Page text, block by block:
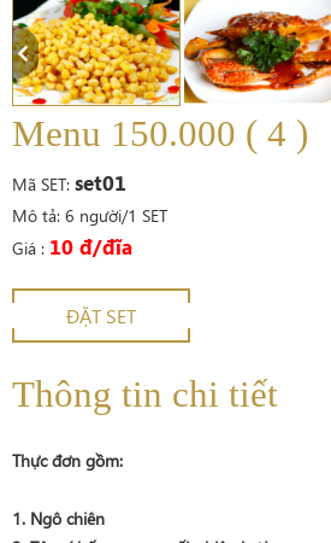
Menu 150.000 ( 4 )
Mã SET: set01
Mô tả: 6 người/1 SET
Giá : 10 đ/đĩa
ĐẶT SET
Thông tin chi tiết
Thực đơn gồm:
1. Ngô chiên